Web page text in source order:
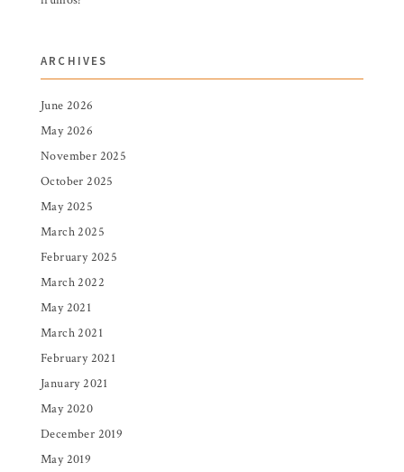
ARCHIVES
June 2026
May 2026
November 2025
October 2025
May 2025
March 2025
February 2025
March 2022
May 2021
March 2021
February 2021
January 2021
May 2020
December 2019
May 2019